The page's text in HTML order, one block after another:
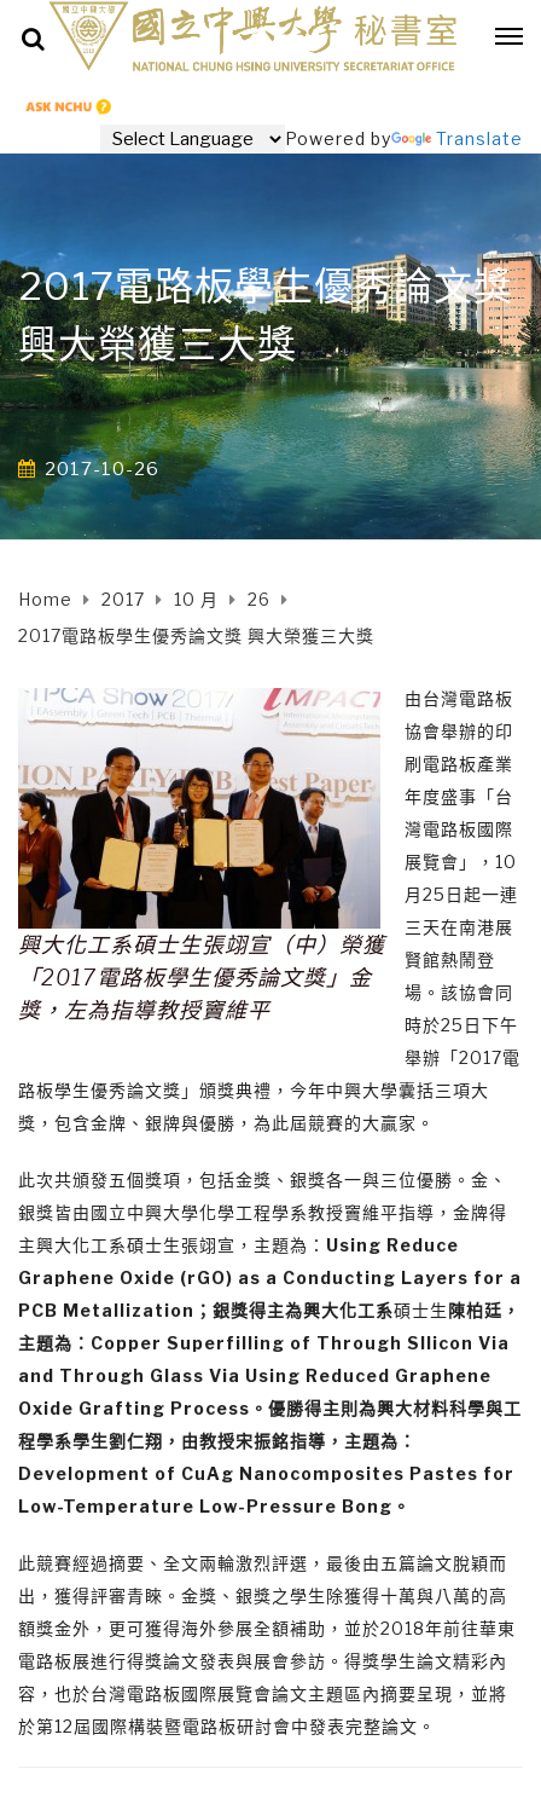
Powered by Translate
2017電路板學生優秀論文獎
興大榮獲三大獎
2017-10-26
Home 2017 10 月
26
2017電路板學生優秀論文獎 興大榮獲三大獎
興大化工系碩士生張翊宣（中）榮獲
「2017電路板學生優秀論文獎」金
獎，左為指導教授竇維平
由台灣電路板
協會舉辦的印
刷電路板產業
年度盛事「台
灣電路板國際
展覽會」，10
月25日起一連
三天在南港展
賢館熱鬧登
場。該協會同
時於25日下午
舉辦「2017電
路板學生優秀論文獎」頒獎典禮，今年中興大學囊括三項大
獎，包含金牌、銀牌與優勝，為此屆競賽的大贏家。
此次共頒發五個獎項，包括金獎、銀獎各一與三位優勝。金、
銀獎皆由國立中興大學化學工程學系教授竇維平指導，金牌得
主興大化工系碩士生張翊宣，主題為： Using Reduce
Graphene Oxide (rGO) as a Conducting Layers for a
PCB Metallization ；銀獎得主為興大化工系碩士生陳柏廷，
主題為： Copper Superfilling of Through Sllicon Via
and Through Glass Via Using Reduced Graphene
Oxide Grafting Process 。優勝得主則為興大材料科學與工
程學系學生劉仁翔，由教授宋振銘指導，主題為：
Development of CuAg Nanocomposites Pastes for
Low-Temperature Low-Pressure Bong 。
此競賽經過摘要、全文兩輪激烈評選，最後由五篇論文脫穎而
出，獲得評審青睞。金獎、銀獎之學生除獲得十萬與八萬的高
額獎金外，更可獲得海外參展全額補助，並於2018年前往華東
電路板展進行得獎論文發表與展會參訪。得獎學生論文精彩內
容，也於台灣電路板國際展覽會論文主題區內摘要呈現，並將
於第12屆國際構裝暨電路板研討會中發表完整論文。